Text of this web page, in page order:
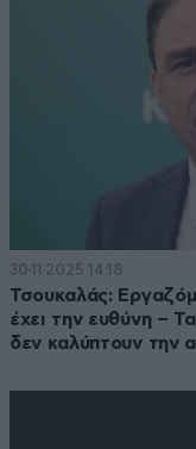
30·11·2025 14:18
Τσουκαλάς:
έχει την ευθύνη –
δεν καλύπτουν την